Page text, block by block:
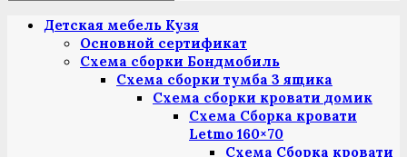
Детская мебель Кузя
Основной сертификат
Схема сборки Бондмобиль
Схема сборки тумба 3 ящика
Схема сборки кровати домик
Схема Сборка кровати
Letmo 160×70
Схема Сборка кровати